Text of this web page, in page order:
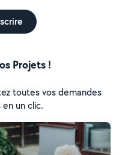
Projets !
toutes vos demandes
un clic.